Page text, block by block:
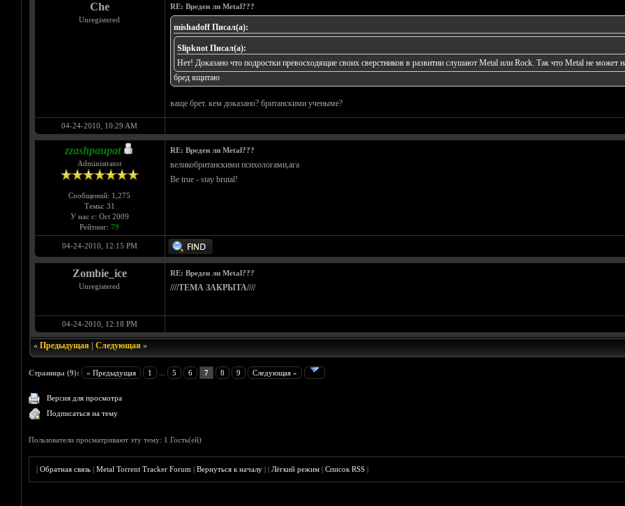
Che
Unregistered
RE: Вреден ли Metal???
mishadoff Писал(а):
Slipknot Писал(а):
Нет! Доказано что подростки превосходящие своих сверстников в развитии слушают Metal или Rock. Так что Metal не может
бред ящитаю
ваще брет. кем доказано? британскими ученыме?
04-24-2010, 10:29 AM
zzashpaupat
Administrator
Сообщений: 1,275
Темы: 31
У нас с: Oct 2009
Рейтинг: 79
RE: Вреден ли Metal???
великобританскими психологами,ага
Be true - stay brutal!
04-24-2010, 12:15 PM
Zombie_ice
Unregistered
RE: Вреден ли Metal???
////ТЕМА ЗАКРЫТА////
04-24-2010, 12:18 PM
« Предыдущая| Следующая»
Страницы (9): « Предыдущая 1 5 6 7 8 9 Следующая »
Версия для просмотра
Подписаться на тему
Пользователи просматривают эту тему: 1 Гость(ей)
|Обратная связь |Metal Torrent Tracker Forum |Вернуться к началу ||Лёгкий режим |Список RSS |